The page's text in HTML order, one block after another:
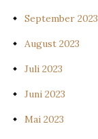
September 2023
August 2023
Juli 2023
Juni 2023
Mai 2023